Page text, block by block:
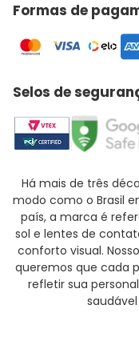
Formas de
Selos de
Há mais de três
modo como o Brasil
país, a marca é
sol e lentes de
conforto visual.
queremos que cada
refletir sua